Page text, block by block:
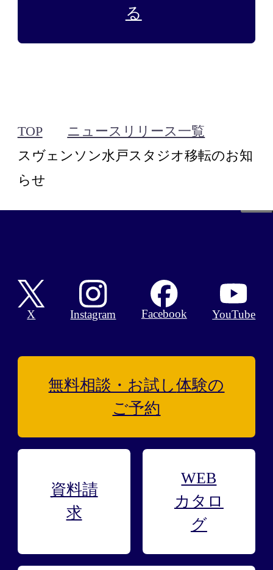
WEBカタログ
公式通販/オンラインストア
る
TOP
ニュースリリース一覧
スヴェンソン水戸スタジオ移転のお知
らせ
X Instagram Facebook YouTube
無料相談・お試し体験の
ご予約
資料請
求
WEB
カタロ
グ